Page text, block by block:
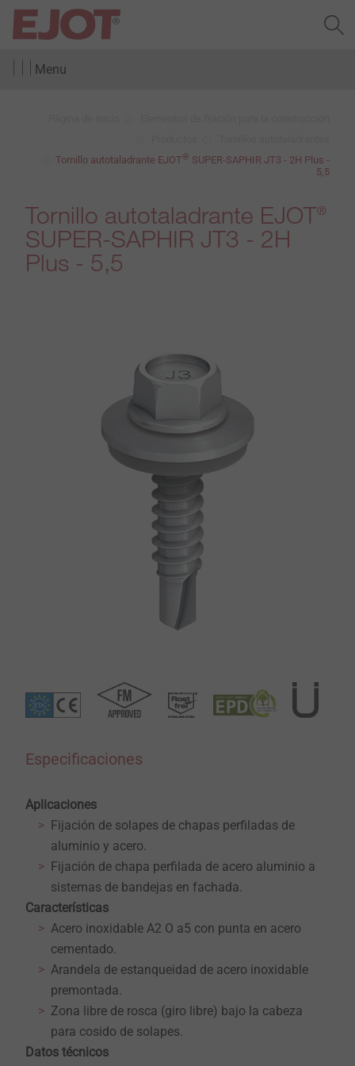
Menu
Tornillo autotaladrante EJOT® SUPER-SAPHIR JT3 - 2H Plus -
5,5
Tornillo autotaladrante EJOT®
SUPER-SAPHIR JT3 - 2H
Plus - 5,5
Especificaciones
Aplicaciones
Fijación de solapes de chapas perfiladas de
aluminio y acero.
Fijación de chapa perfilada de acero aluminio a
sistemas de bandejas en fachada.
Características
Acero inoxidable A2 O a5 con punta en acero
cementado.
Arandela de estanqueidad de acero inoxidable
premontada.
Zona libre de rosca (giro libre) bajo la cabeza
para cosido de solapes.
Datos técnicos